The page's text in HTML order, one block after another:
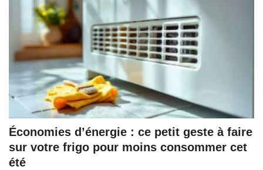
Économies d’énergie : ce petit geste à faire
sur votre frigo pour moins consommer cet
été